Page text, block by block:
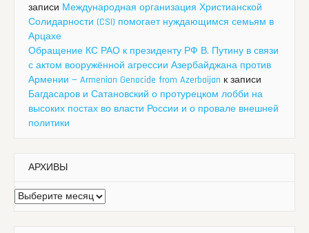
записи Международная организация Христианской
Солидарности (CSI) помогает нуждающимся семьям в
Арцахе
Обращение КС РАО к президенту РФ В. Путину в связи
с актом вооружённой агрессии Азербайджана против
Армении — Armenian Genocide from Azerbaijan к записи
Багдасаров и Сатановский о протурецком лобби на
высоких постах во власти России и о провале внешней
политики
АРХИВЫ
Архивы